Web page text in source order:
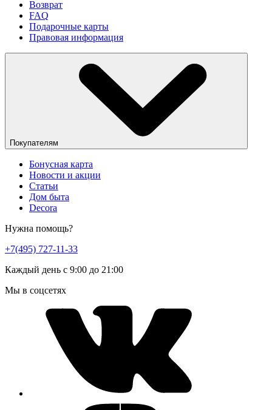
Возврат
FAQ
Подарочные карты
Правовая информация
Покупателям
Бонусная карта
Новости и акции
Статьи
Дом быта
Decora
Нужна помощь?
+7(495) 727-11-33
Каждый день с 9:00 до 21:00
Мы в соцсетях